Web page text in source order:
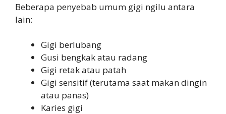
Beberapa penyebab umum gigi ngilu antara
lain:
Gigi berlubang
Gusi bengkak atau radang
Gigi retak atau patah
Gigi sensitif (terutama saat makan dingin
atau panas)
Karies gigi